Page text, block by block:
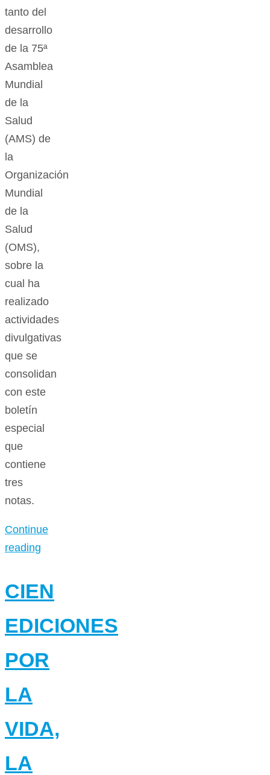
tanto del
desarrollo
de la 75ª
Asamblea
Mundial
de la
Salud
(AMS) de
la
Organización
Mundial
de la
Salud
(OMS),
sobre la
cual ha
realizado
actividades
divulgativas
que se
consolidan
con este
boletín
especial
que
contiene
tres
notas.
Continue
reading
CIEN
EDICIONES
POR
LA
VIDA,
LA